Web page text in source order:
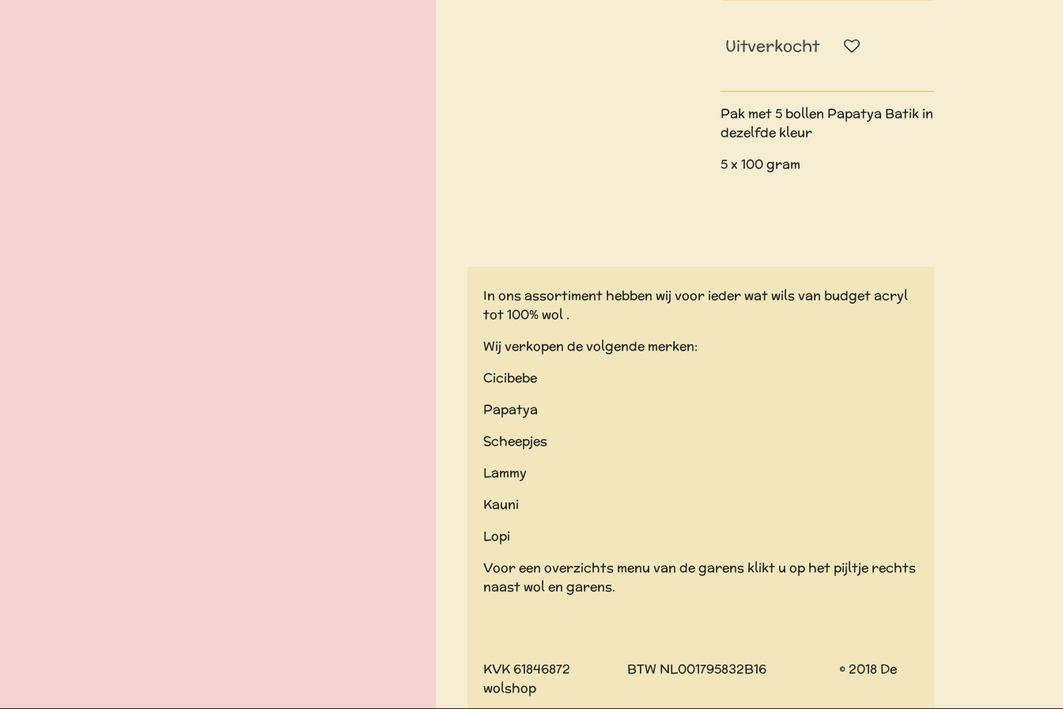
Uitverkocht
Pak met 5 bollen Papatya Batik in
dezelfde kleur
5 x 100 gram
In ons assortiment hebben wij voor ieder wat wils van budget acryl
tot 100% wol .
Wij verkopen de volgende merken:
Cicibebe
Papatya
Scheepjes
Lammy
Kauni
Lopi
Voor een overzichts menu van de garens klikt u op het pijltje rechts
naast wol en garens.
KVK 61846872 BTW NL001795832B16 © 2018 De
wolshop